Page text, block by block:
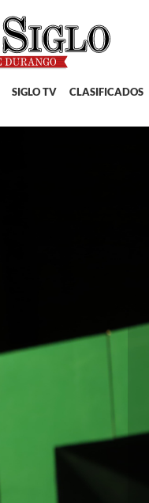
SIGLO TV CLASIFICADOS